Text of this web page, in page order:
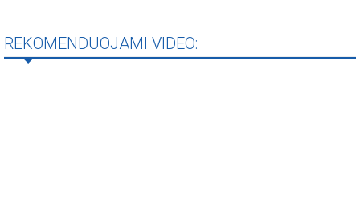
REKOMENDUOJAMI VIDEO: